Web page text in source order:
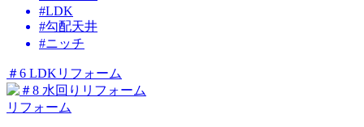
#LDK
#勾配天井
#ニッチ
＃6 LDKリフォーム
リフォーム